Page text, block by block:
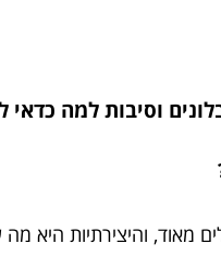
מאוד, והיצירתיות